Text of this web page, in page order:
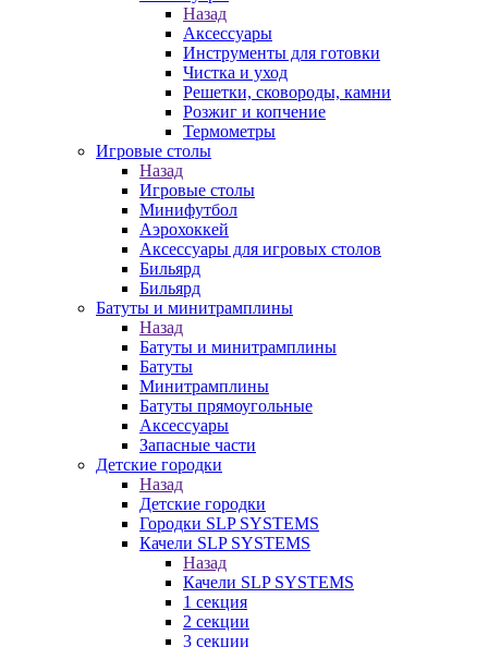
Назад
Аксессуары
Инструменты для готовки
Чистка и уход
Решетки, сковороды, камни
Розжиг и копчение
Термометры
Игровые столы
Назад
Игровые столы
Минифутбол
Аэрохоккей
Аксессуары для игровых столов
Бильяpд
Бильяpд
Батуты и минитрамплины
Назад
Батуты и минитрамплины
Батуты
Минитрамплины
Батуты прямоугольные
Аксессуары
Запасные части
Детские городки
Назад
Детские городки
Городки SLP SYSTEMS
Качели SLP SYSTEMS
Назад
Качели SLP SYSTEMS
1 секция
2 секции
3 секции